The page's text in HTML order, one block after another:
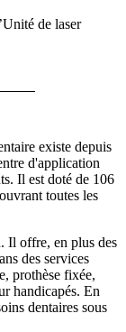
de laser
existe depuis
d'application
Il est doté de 106
toutes les
Il offre, en plus des
des services
prothèse fixée,
handicapés. En
dentaires sous